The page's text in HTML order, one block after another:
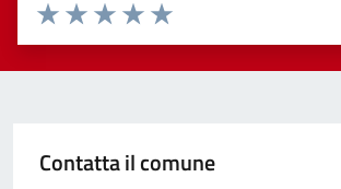
Valuta 5 stelle su 5
Valuta 4 stelle su 5
Valuta 3 stelle su 5
Valuta 2 stelle su 5
Valuta 1 stelle su 5
Contatta il comune